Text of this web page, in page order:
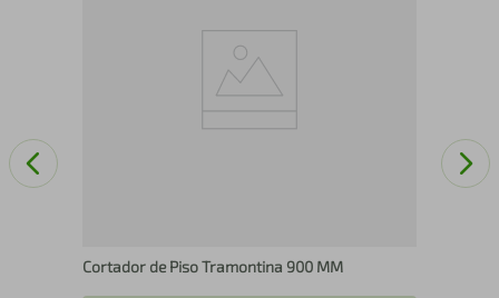
Cortador de Piso Tramontina 900 MM